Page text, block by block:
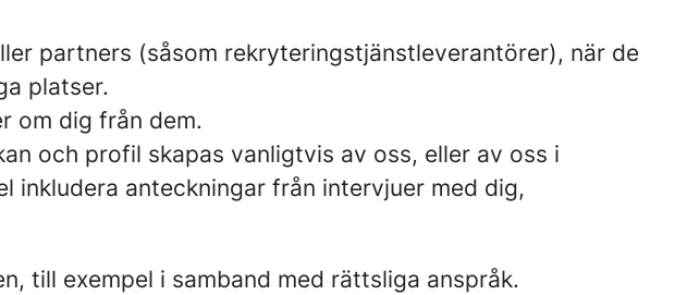
partners (såsom rekryteringstjänstleverantörer), när de
platser.
om dig från dem.
och profil skapas vanligtvis av oss, eller av oss i
inkludera anteckningar från intervjuer med dig,
till exempel i samband med rättsliga anspråk.